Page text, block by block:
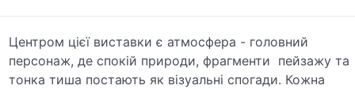
Центром цієї виставки є атмосфера - головний
персонаж, де спокій природи, фрагменти пейзажу та
тонка тиша постають як візуальні спогади. Кожна